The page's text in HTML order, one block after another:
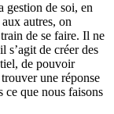
gestion de soi, en
autres, on
de se faire. Il ne
s’agit de créer des
de pouvoir
une réponse
ce que nous faisons